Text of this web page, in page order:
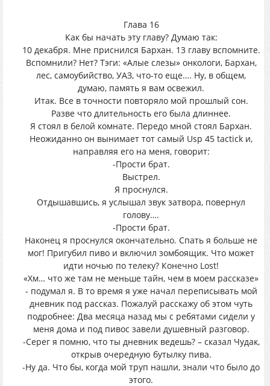
Глава 16
Как бы начать эту главу? Думаю так:
10 декабря. Мне приснился Бархан. 13 главу вспомните.
Вспомнили? Нет? Тэги: «Алые слезы» онкологи, Бархан,
лес, самоубийство, УАЗ, что-то еще…. Ну, в общем,
думаю, память я вам освежил.
Итак. Все в точности повторяло мой прошлый сон.
Разве что длительность его была длиннее.
Я стоял в белой комнате. Передо мной стоял Бархан.
Неожиданно он вынимает тот самый Usp 45 tactick и,
направляя его на меня, говорит:
-Прости брат.
Выстрел.
Я проснулся.
Отдышавшись, я услышал звук затвора, повернул
голову….
-Прости брат.
Наконец я проснулся окончательно. Спать я больше не
мог! Пригубил пиво и включил зомбоящик. Что может
идти ночью по телеку? Конечно Lost!
«Хм… что же там не меньше тайн, чем в моем рассказе»
- подумал я. В то время я уже начал переписывать мой
дневник под рассказ. Пожалуй расскажу об этом чуть
подробнее: Два месяца назад мы с ребятами сидели у
меня дома и под пивос завели душевный разговор.
-Серег я помню, что ты дневник ведешь? – сказал Чудак,
открыв очередную бутылку пива.
-Ну да. Что бы, когда мой труп нашли, знали что было до
этого.